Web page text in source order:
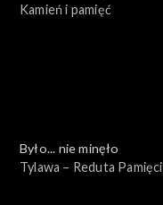
Kamień i pamięć
Było... nie minęło
Tylawa – Reduta Pamięci